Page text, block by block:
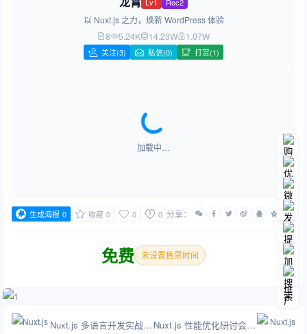
以 Nuxt.js 之力，焕新 WordPress 体验
8
5.24K 14.23W 1.07W
关注(3) 私信(0) 打赏(1)
加载中…
生成海报 0 收藏 0 0 0 分享：
免费 未设置售票时间
Nuxt.js 多语言开发实战分享会 Nuxt.js 性能优化研讨会：打造极致用户体验